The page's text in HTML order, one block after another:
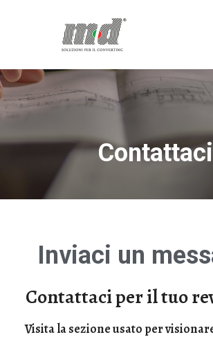
Contattaci
Inviaci un
Contattaci per il tuo
Visita la sezione usato per